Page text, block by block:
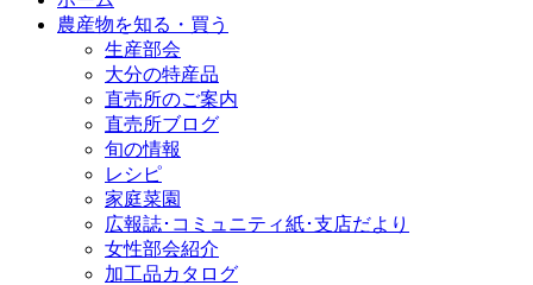
農産物を知る・買う
生産部会
大分の特産品
直売所のご案内
直売所ブログ
旬の情報
レシピ
家庭菜園
広報誌･コミュニティ紙･支店だより
女性部会紹介
加工品カタログ